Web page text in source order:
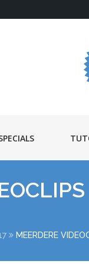
MEERDERE